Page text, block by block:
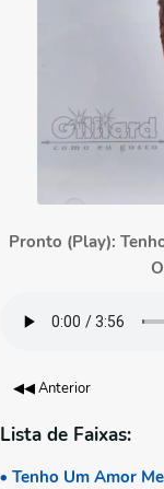
Pronto (Play):
◀◀ Anterior
Lista de Faixas:
Tenho Um Amor